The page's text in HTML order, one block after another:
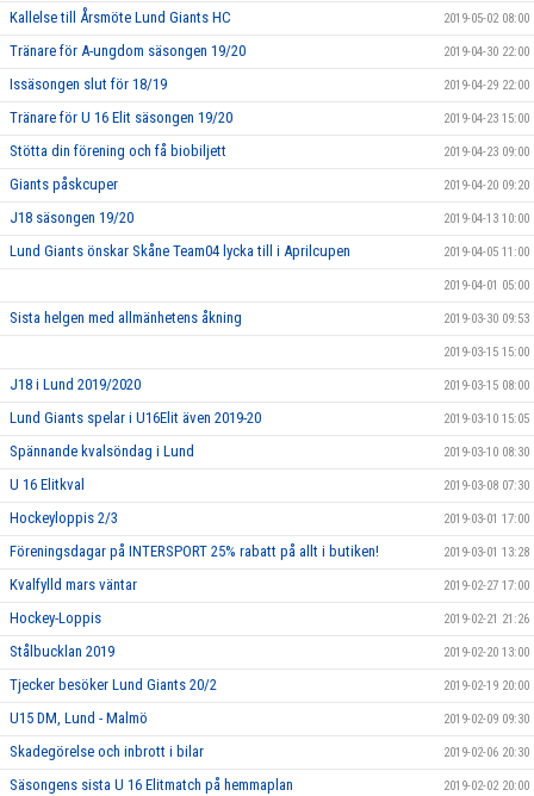
Kallelse till Årsmöte Lund Giants HC 2019-05-02 08:00
Tränare för A-ungdom säsongen 19/20 2019-04-30 22:00
Issäsongen slut för 18/19 2019-04-29 22:00
Tränare för U 16 Elit säsongen 19/20 2019-04-23 15:00
Stötta din förening och få biobiljett 2019-04-23 09:00
Giants påskcuper 2019-04-20 09:20
J18 säsongen 19/20 2019-04-13 10:00
Lund Giants önskar Skåne Team04 lycka till i Aprilcupen 2019-04-05 11:00
2019-04-01 05:00
Sista helgen med allmänhetens åkning 2019-03-30 09:53
2019-03-15 15:00
J18 i Lund 2019/2020 2019-03-15 08:00
Lund Giants spelar i U16Elit även 2019-20 2019-03-10 15:05
Spännande kvalsöndag i Lund 2019-03-10 08:30
U 16 Elitkval 2019-03-08 07:30
Hockeyloppis 2/3 2019-03-01 17:00
Föreningsdagar på INTERSPORT 25% rabatt på allt i butiken! 2019-03-01 13:28
Kvalfylld mars väntar 2019-02-27 17:00
Hockey-Loppis 2019-02-21 21:26
Stålbucklan 2019 2019-02-20 13:00
Tjecker besöker Lund Giants 20/2 2019-02-19 20:00
U15 DM, Lund - Malmö 2019-02-09 09:30
Skadegörelse och inbrott i bilar 2019-02-06 20:30
Säsongens sista U 16 Elitmatch på hemmaplan 2019-02-02 20:00